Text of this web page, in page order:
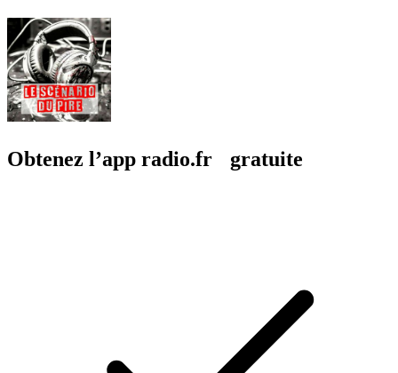
Obtenez l’app radio.fr gratuite